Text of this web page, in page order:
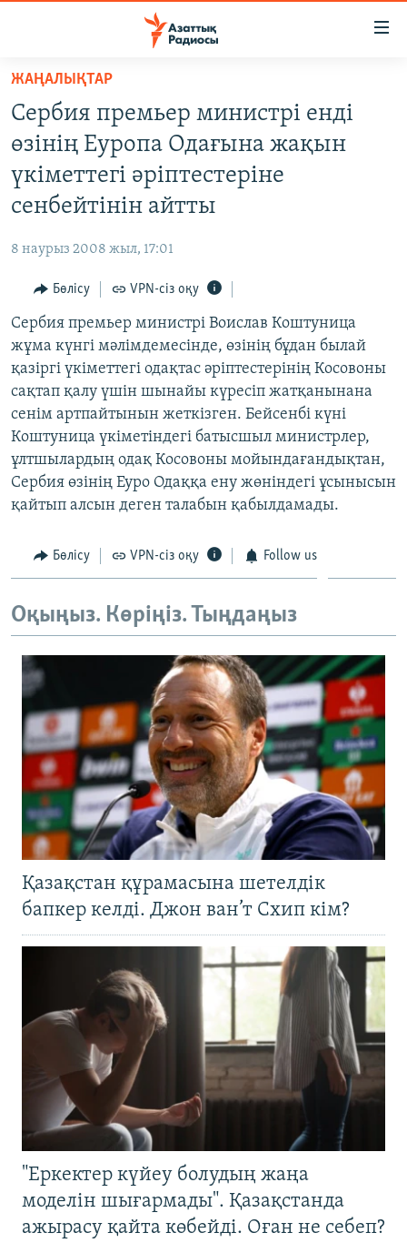
Skip
main
content
main
Skip
Search
ЖАҢАЛЫҚТАР
САЯСАТ
AZATTYQTV
ҚАҢТАР ОҚИҒАСЫ
ӘЛЕУМЕТ
ӘЛЕМ
АРНАЙЫ ЖОБАЛАР
Русский
ЖАЗЫЛЫҢЫЗ
Басқа тілдерде
ЖАҢАЛЫҚТАР
Сербия премьер министрі енді
өзінің Еуропа Одағына жақын
үкіметтегі әріптестеріне
сенбейтінін айтты
8 наурыз 2008 жыл, 17:01
Бөлісу VPN-сіз оқу
Сербия премьер министрі Воислав Коштуница
жұма күнгі мәлімдемесінде, өзінің бұдан былай
қазіргі үкіметтегі одақтас әріптестерінің Косовоны
сақтап қалу үшін шынайы күресіп жатқанынана
сенім артпайтынын жеткізген. Бейсенбі күні
Коштуница үкіметіндегі батысшыл министрлер,
ұлтшылардың одақ Косовоны мойындағандықтан,
Сербия өзінің Еуро Одаққа ену жөніндегі ұсынысын
қайтып алсын деген талабын қабылдамады.
Бөлісу VPN-сіз оқу Follow us
Оқыңыз. Көріңіз. Тыңдаңыз
Қазақстан құрамасына шетелдік
бапкер келді. Джон ван’т Схип кім?
"Еркектер күйеу болудың жаңа
моделін шығармады". Қазақстанда
ажырасу қайта көбейді. Оған не себеп?